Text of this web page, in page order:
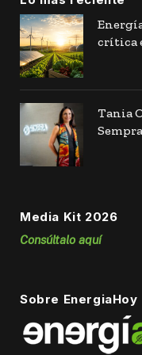
crítica
Tania
Media Kit 2026
Consúltalo aquí
Sobre EnergiaHoy